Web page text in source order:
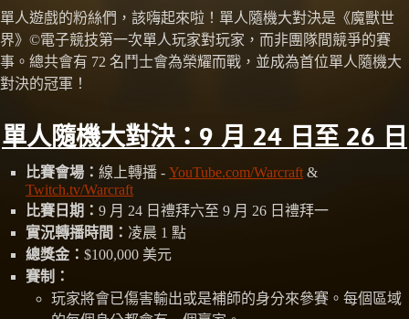
單人遊戲的粉絲們，該嗨起來啦！單人隨機大對決是《魔獸世
界》©電子競技第一次單人玩家對玩家，而非團隊間競爭的賽
事。總共會有 72 名鬥士會為榮耀而戰，並成為首位單人隨機大
對決的冠軍！
單人隨機大對決：9 月 24 日至 26 日
比賽會場： 線上轉播 - YouTube.com/Warcraft &
Twitch.tv/Warcraft
比賽日期： 9 月 24 日禮拜六至 9 月 26 日禮拜一
實況轉播時間： 凌晨 1 點
總獎金： $100,000 美元
賽制：
玩家將會已傷害輸出或是補師的身分來參賽。每個區域